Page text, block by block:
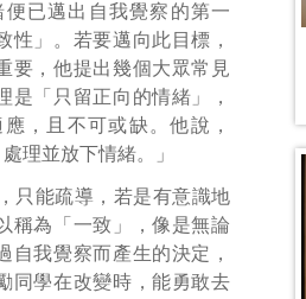
已邁出自我覺察的第一
性」。若要邁向此目標，
要，他提出幾個大眾常見
是「只留正向的情緒」，
，且不可或缺。他說，
理並放下情緒。」
只能疏導，若是有意識地
稱為「一致」，像是無論
自我覺察而產生的決定，
同學在改變時，能勇敢去